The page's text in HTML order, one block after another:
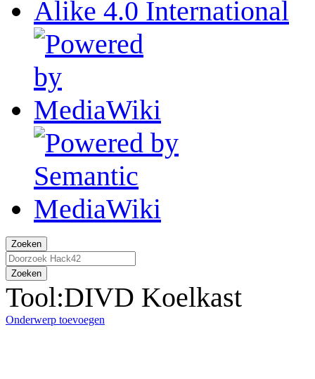
Zoeken
Zoeken
Tool:DIVD Koelkast
Onderwerp toevoegen